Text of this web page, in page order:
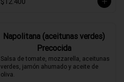
Napolitana (aceitunas verdes)
Precocida
Salsa de tomate, mozzarella, aceitunas
verdes, jamón ahumado y aceite de
oliva.